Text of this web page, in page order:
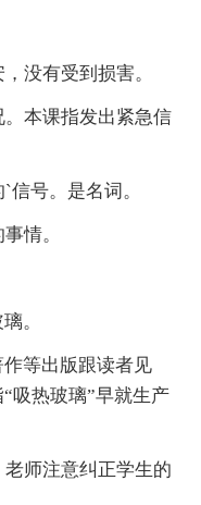
有受到损害。
本课指发出紧急信
号。是名词。
情。
。
等出版跟读者见
吸热玻璃”早就生产
师注意纠正学生的